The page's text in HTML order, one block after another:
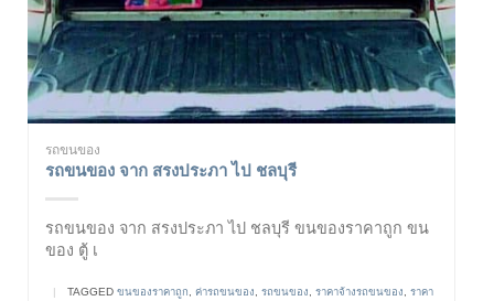
รถขนของ
รถขนของ จาก สรงประภา ไป ชลบุรี
รถขนของ จาก สรงประภา ไป ชลบุรี ขนของราคาถูก ขน
ของ ตู้ เ
| TAGGED ขนของราคาถูก ค่ารถขนของ รถขนของ ราคาจ้างรถขนของ
ราคา